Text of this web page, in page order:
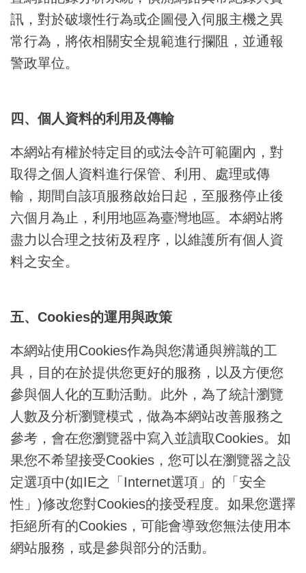
訊，對於破壞性行為或企圖侵入伺服主機之異
常行為，將依相關安全規範進行攔阻，並通報
警政單位。
四、個人資料的利用及傳輸
本網站有權於特定目的或法令許可範圍內，對
取得之個人資料進行保管、利用、處理或傳
輸，期間自該項服務啟始日起，至服務停止後
六個月為止，利用地區為臺灣地區。本網站將
盡力以合理之技術及程序，以維護所有個人資
料之安全。
五、Cookies的運用與政策
本網站使用Cookies作為與您溝通與辨識的工
具，目的在於提供您更好的服務，以及方便您
參與個人化的互動活動。此外，為了統計瀏覽
人數及分析瀏覽模式，做為本網站改善服務之
參考，會在您瀏覽器中寫入並讀取Cookies。如
果您不希望接受Cookies，您可以在瀏覽器之設
定選項中(如IE之「Internet選項」的「安全
性」)修改您對Cookies的接受程度。如果您選擇
拒絕所有的Cookies，可能會導致您無法使用本
網站服務，或是參與部分的活動。